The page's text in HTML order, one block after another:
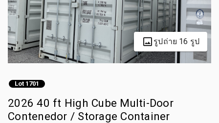
รูปถ่าย 16 รูป
Lot 1701
2026 40 ft High Cube Multi-Door
Contenedor / Storage Container